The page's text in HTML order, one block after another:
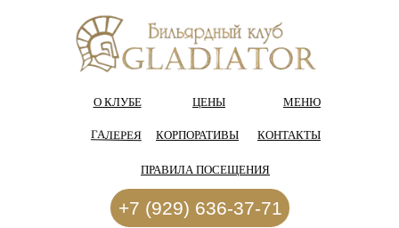
О КЛУБЕ ЦЕНЫ
ГАЛЕРЕЯ КОРПОРАТИВЫ
ПРАВИЛА ПОСЕЩЕНИЯ
МЕНЮ
КОНТАКТЫ
+7 (929) 636-37-71